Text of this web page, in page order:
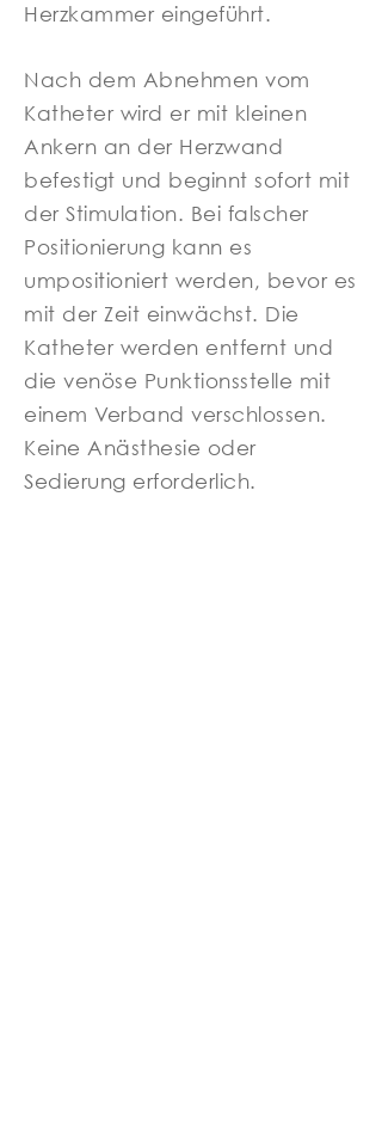
Herzkammer eingeführt.
Nach dem Abnehmen vom
Katheter wird er mit kleinen
Ankern an der Herzwand
befestigt und beginnt sofort mit
der Stimulation. Bei falscher
Positionierung kann es
umpositioniert werden, bevor es
mit der Zeit einwächst. Die
Katheter werden entfernt und
die venöse Punktionsstelle mit
einem Verband verschlossen.
Keine Anästhesie oder
Sedierung erforderlich.